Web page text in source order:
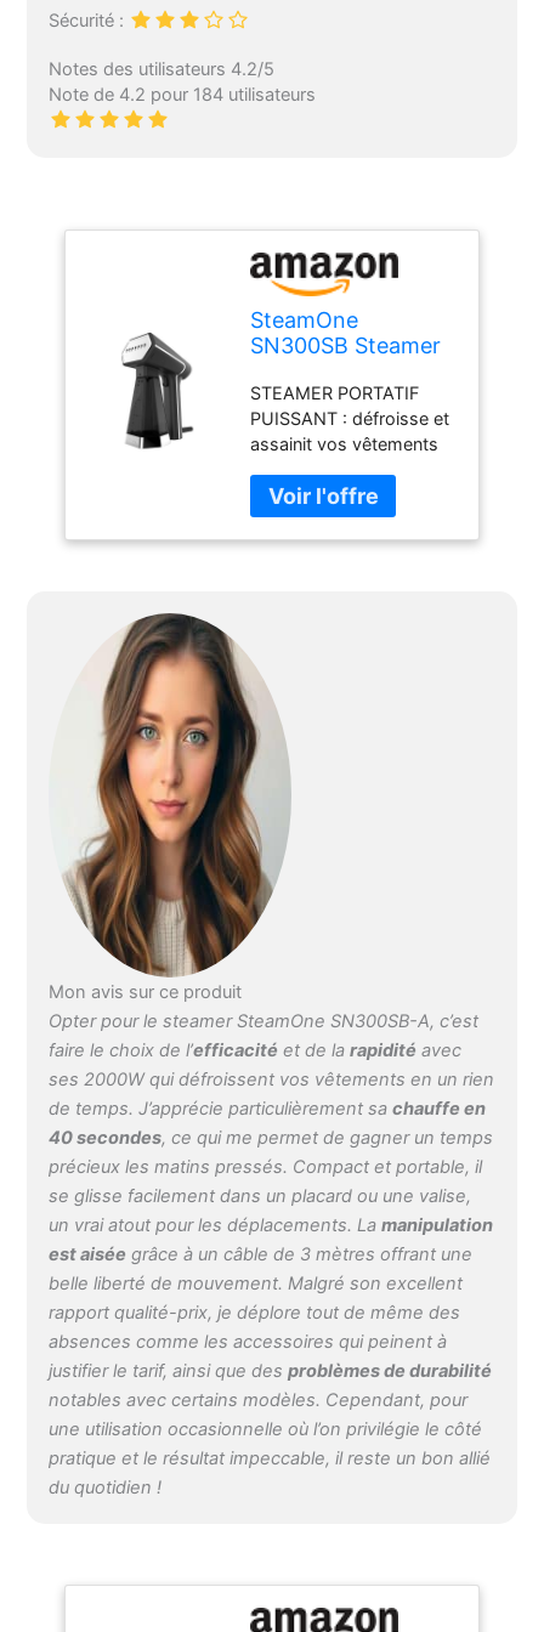
Sécurité :
Notes des utilisateurs 4.2/5
Note de 4.2 pour 184 utilisateurs
SteamOne
SN300SB Steamer
Noir 2000W -
300ml
STEAMER PORTATIF
PUISSANT : défroisse et
assainit vos vêtements
pour un rendu
impeccable.
AUTONOMIE
secondes. DESIGN
HAUT DE GAMME :
finition mate veloutée et
dimensions compactes
pour un format de
ACCESSOIRE INCLUS :
livré avec un connecteur
de bouteille et un câble
de 3 mètres pour une
liberté de mouvement
garantis 24 mois, pièces
détachées disponibles
pendant 7 ans pour
privilégier la réparation.
CONCEPTION
FRANÇAISE : design et
savoir-faire 100%
français. SteamOne,
expert du défroissage
vapeur depuis 15 ans.
Réf. SN300SB-A
Mon avis sur ce produit
Opter pour le steamer SteamOne SN300SB-A, c’est
faire le choix de l’efficacité et de larapidité avec
ses 2000W qui défroissent vos vêtements en un rien
de temps. J’apprécie particulièrement sachauffe en
40 secondes, ce qui me permet de gagner un temps
précieux les matins pressés. Compact et portable, il
se glisse facilement dans un placard ou une valise,
un vrai atout pour les déplacements. Lamanipulation
est aisée grâce à un câble de 3 mètres offrant une
belle liberté de mouvement. Malgré son excellent
rapport qualité-prix, je déplore tout de même des
absences comme les accessoires qui peinent à
justifier le tarif, ainsi que desproblèmes de durabilité
notables avec certains modèles. Cependant, pour
une utilisation occasionnelle où l’on privilégie le côté
pratique et le résultat impeccable, il reste un bon allié
du quotidien !